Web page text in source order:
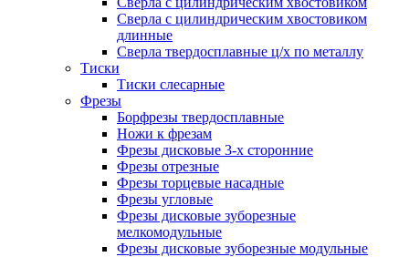
Сверла с цилиндрическим хвостовиком
длинные
Сверла твердосплавные ц/х по металлу
Тиски
Тиски слесарные
Фрезы
Борфрезы твердосплавные
Ножи к фрезам
Фрезы дисковые 3-х сторонние
Фрезы отрезные
Фрезы торцевые насадные
Фрезы угловые
Фрезы дисковые зуборезные
мелкомодульные
Фрезы дисковые зуборезные модульные